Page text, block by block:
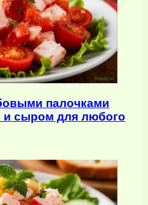
палочками
сыром для любого